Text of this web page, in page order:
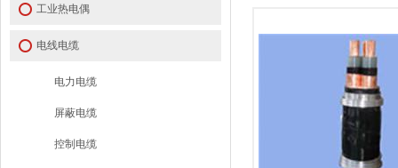
工业热电偶
电线电缆
电力电缆
屏蔽电缆
控制电缆